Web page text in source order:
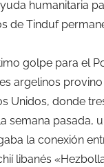
humanitaria
de Tinduf
golpe para el
argelinos
Unidos, donde
semana pasada,
la conexión
libanés